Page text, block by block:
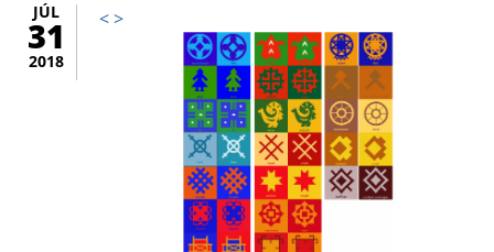
JÚL
31
2018
<>